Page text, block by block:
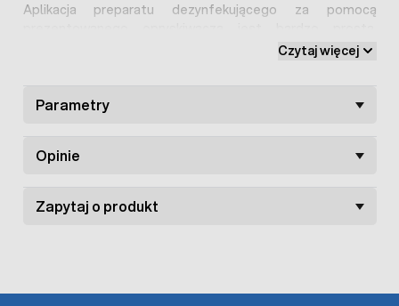
Aplikacja preparatu dezynfekującego za pomocą
Zraszacz posiada pompkę w górnej części oraz spust na
preparatu.
Czytaj więcej
Parametry
Opinie
Zapytaj o produkt